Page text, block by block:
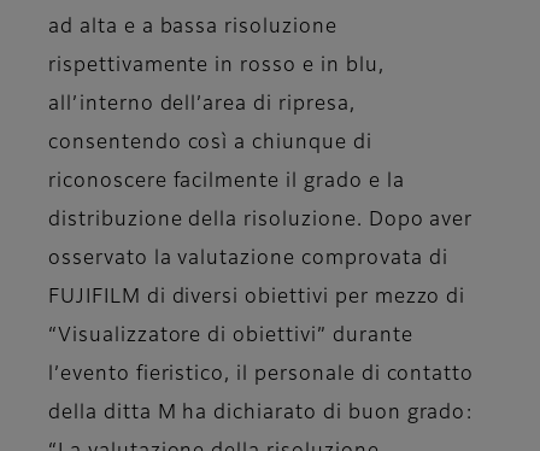
ad alta e a bassa risoluzione
rispettivamente in rosso e in blu,
all’interno dell’area di ripresa,
consentendo così a chiunque di
riconoscere facilmente il grado e la
distribuzione della risoluzione. Dopo aver
osservato la valutazione comprovata di
FUJIFILM di diversi obiettivi per mezzo di
“Visualizzatore di obiettivi” durante
l’evento fieristico, il personale di contatto
della ditta M ha dichiarato di buon grado: